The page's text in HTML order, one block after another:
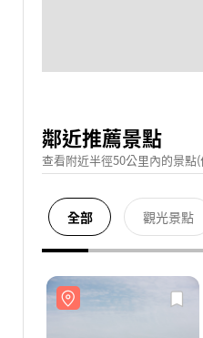
鄰近推薦景點
查看附近半徑50公里內的景點
全部 觀光景點